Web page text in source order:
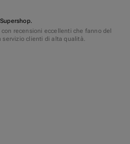
recensioni eccellenti che fanno del
servizio clienti di alta qualità.